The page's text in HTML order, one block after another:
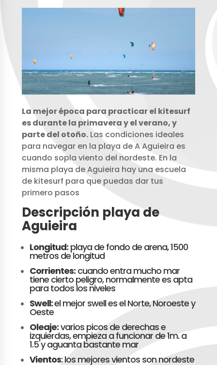
La mejor época para practicar el kitesurf
es durante la primavera y el verano, y
parte del otoño.Las condiciones ideales
para navegar en la playa de A Aguieira es
cuando sopla viento del nordeste. En la
misma playa de Aguieira hay una escuela
de kitesurf para que puedas dar tus
primero pasos
Descripción playa de
Aguieira
Longitud:playa de fondo de arena, 1500
metros de longitud
Corrientes:cuando entra mucho mar
tiene cierto peligro, normalmente es apta
para todos los niveles
Swell:el mejor swell es el Norte, Noroeste y
Oeste
Oleaje:varios picos de derechas e
izquierdas, empieza a funcionar de 1m. a
1.5 y aguanta bastante mar
Vientos: los mejores vientos son nordeste